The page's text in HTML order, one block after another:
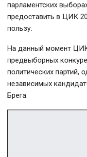
парламентских
предоставить в ЦИК
пользу.
На данный момент ЦИК
предвыборных
политических партий,
независимых
Брега.